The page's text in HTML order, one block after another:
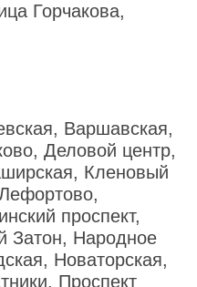
Горчакова,
Варшавская,
Деловой центр,
Кленовый
проспект,
Затон, Народное
Новаторская,
Проспект